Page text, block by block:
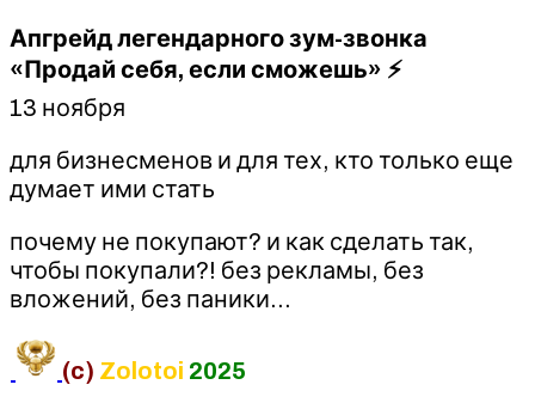
Апгрейд легендарного зум-звонка
«Продай себя, если сможешь» ⚡️
13 ноября
для бизнесменов и для тех, кто только еще
думает ими стать
почему не покупают? и как сделать так,
чтобы покупали?! без рекламы, без
вложений, без паники…
(c) Zolotoi 2025